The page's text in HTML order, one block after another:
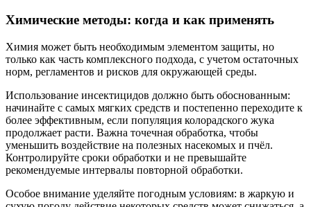
Химические методы: когда и как применять
Химия может быть необходимым элементом защиты, но
только как часть комплексного подхода, с учетом остаточных
норм, регламентов и рисков для окружающей среды.
Использование инсектицидов должно быть обоснованным:
начинайте с самых мягких средств и постепенно переходите к
более эффективным, если популяция колорадского жука
продолжает расти. Важна точечная обработка, чтобы
уменьшить воздействие на полезных насекомых и пчёл.
Контролируйте сроки обработки и не превышайте
рекомендуемые интервалы повторной обработки.
Особое внимание уделяйте погодным условиям: в жаркую и